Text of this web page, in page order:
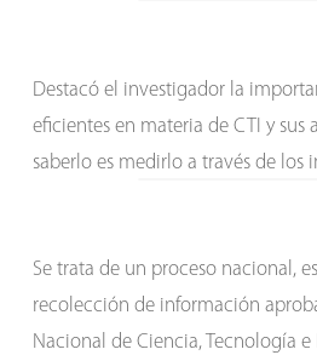
Destacó el investigador la
eficientes en materia de CTI y
saberlo es medirlo a través de los
Se trata de un proceso nacional,
recolección de información
Nacional de Ciencia, Tecnología